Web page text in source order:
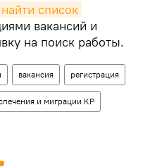
найти список
вакансий и
на поиск работы.
вакансия регистрация
и миграции КР